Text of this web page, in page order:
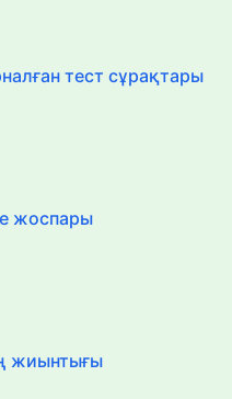
тест сұрақтары
жоспары
жиынтығы